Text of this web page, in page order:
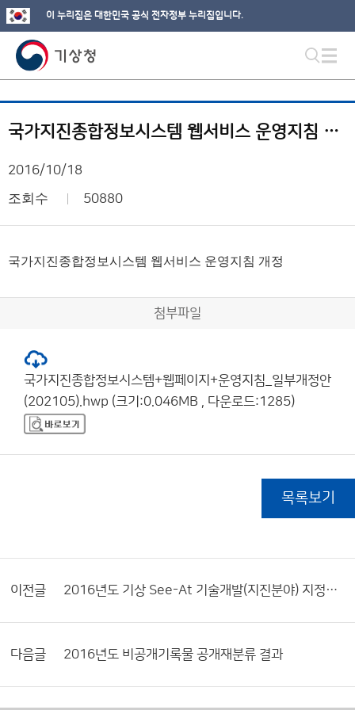
이 누리집은 대한민국 공식 전자정부 누리집입니다.
국가지진종합정보시스템 웹서비스 운영지침 개정
2016/10/18
조회수 50880
국가지진종합정보시스템 웹서비스 운영지침 개정
첨부파일
국가지진종합정보시스템+웹페이지+운영지침_일부개정안
(202105).hwp (크기:0.046MB , 다운로드:1285)
목록보기
이전글 2016년도 기상 See-At 기술개발(지진분야) 지정공모과제 공모 계획
다음글 2016년도 비공개기록물 공개재분류 결과